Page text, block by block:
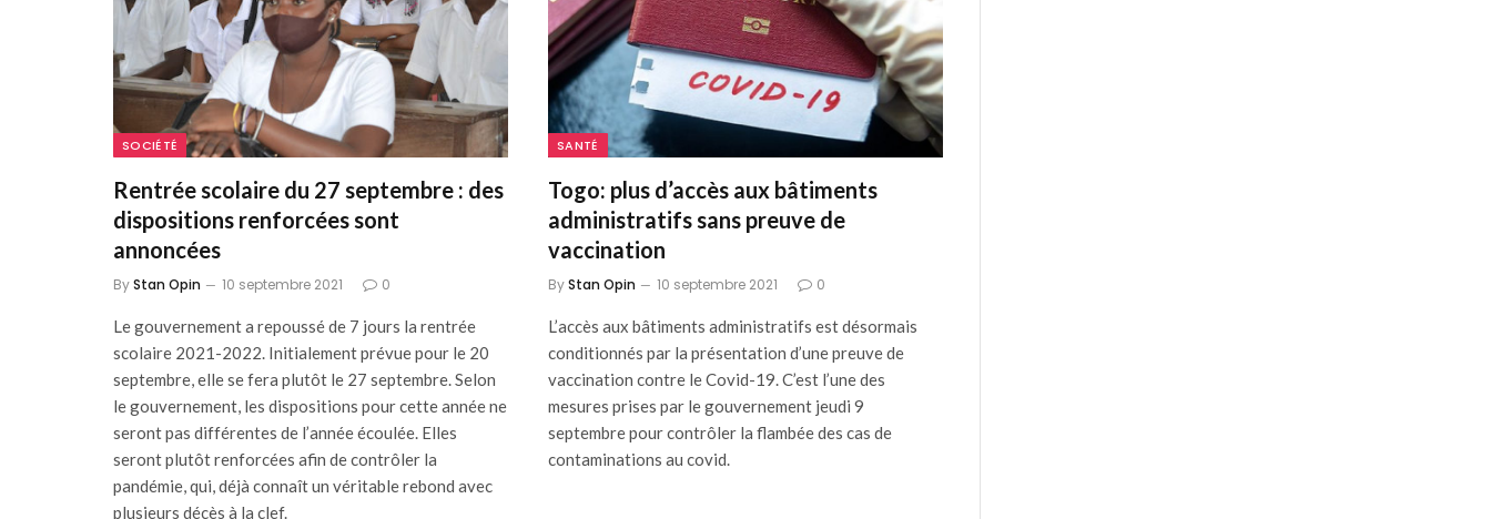
SOCIÉTÉ
Rentrée scolaire du 27 septembre : des
dispositions renforcées sont
annoncées
ByStan Opin 10 septembre 2021 0
Le gouvernement a repoussé de 7 jours la rentrée
scolaire 2021-2022. Initialement prévue pour le 20
septembre, elle se fera plutôt le 27 septembre. Selon
le gouvernement, les dispositions pour cette année ne
seront pas différentes de l’année écoulée. Elles
seront plutôt renforcées afin de contrôler la
pandémie, qui, déjà connaît un véritable rebond avec
plusieurs décès à la clef.
SANTÉ
Togo: plus d’accès aux bâtiments
administratifs sans preuve de
vaccination
ByStan Opin 10 septembre 2021 0
L’accès aux bâtiments administratifs est désormais
conditionnés par la présentation d’une preuve de
vaccination contre le Covid-19. C’est l’une des
mesures prises par le gouvernement jeudi 9
septembre pour contrôler la flambée des cas de
contaminations au covid.